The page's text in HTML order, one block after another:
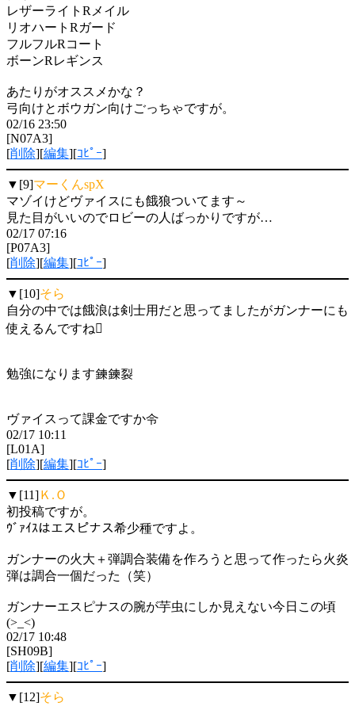
レザーライトRメイル
リオハートRガード
フルフルRコート
ボーンRレギンス
あたりがオススメかな？
弓向けとボウガン向けごっちゃですが。
02/16 23:50
[N07A3]
[削除][編集][ｺﾋﾟｰ]
▼[9]マーくんspX
マゾイけどヴァイスにも餓狼ついてます～
見た目がいいのでロビーの人ばっかりですが…
02/17 07:16
[P07A3]
[削除][編集][ｺﾋﾟｰ]
▼[10]そら
自分の中では餓浪は剣士用だと思ってましたがガンナーにも
使えるんですね
勉強になります鍊鍊裂
ヴァイスって課金ですか令
02/17 10:11
[L01A]
[削除][編集][ｺﾋﾟｰ]
▼[11]Ｋ.Ｏ
初投稿ですが。
ｳﾞｧｲｽはエスピナス希少種ですよ。
ガンナーの火大＋弾調合装備を作ろうと思って作ったら火炎
弾は調合一個だった（笑）
ガンナーエスピナスの腕が芋虫にしか見えない今日この頃
(>_<)
02/17 10:48
[SH09B]
[削除][編集][ｺﾋﾟｰ]
▼[12]そら